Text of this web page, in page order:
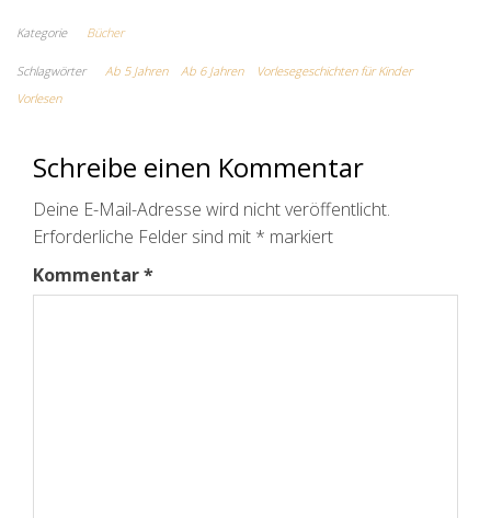
Kategorie Bücher
Schlagwörter Ab 5 Jahren Ab 6 Jahren
Vorlesegeschichten für Kinder
Vorlesen
Schreibe einen Kommentar
Deine E-Mail-Adresse wird nicht veröffentlicht.
Erforderliche Felder sind mit * markiert
Kommentar*